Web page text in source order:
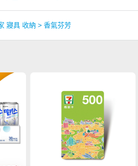
寢具 收納 > 香氣芬芳